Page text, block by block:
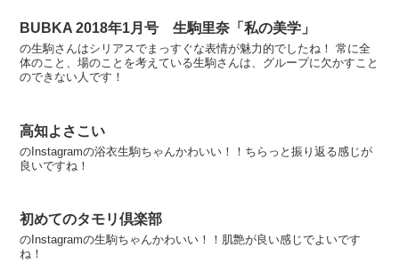
BUBKA 2018年1月号 生駒里奈「私の美学」
の生駒さんはシリアスでまっすぐな表情が魅力的でしたね！ 常に全
体のこと、場のことを考えている生駒さんは、グループに欠かすこと
のできない人です！
高知よさこい
のInstagramの浴衣生駒ちゃんかわいい！！ちらっと振り返る感じが
良いですね！
初めてのタモリ倶楽部
のInstagramの生駒ちゃんかわいい！！肌艶が良い感じでよいです
ね！